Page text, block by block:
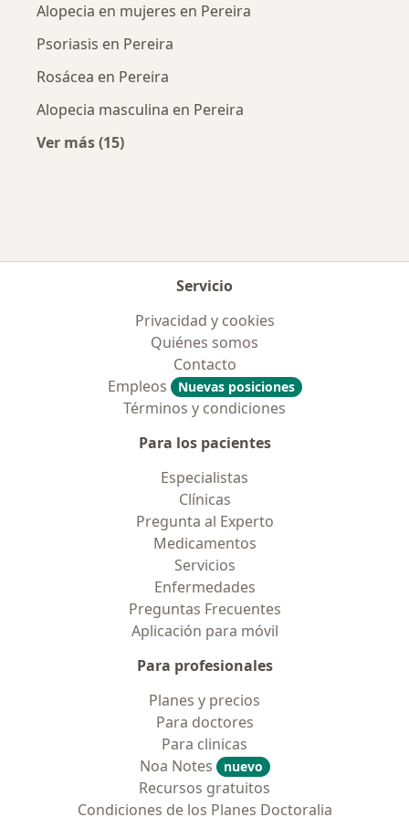
Alopecia en mujeres en Pereira
Psoriasis en Pereira
Rosácea en Pereira
Alopecia masculina en Pereira
Ver más (15)
Servicio
Privacidad y cookies
Quiénes somos
Contacto
Empleos
Nuevas posiciones
Términos y condiciones
Para los pacientes
Especialistas
Clínicas
Pregunta al Experto
Medicamentos
Servicios
Enfermedades
Preguntas Frecuentes
Aplicación para móvil
Para profesionales
Planes y precios
Para doctores
Para clinicas
Noa Notes
nuevo
Recursos gratuitos
Condiciones de los Planes Doctoralia